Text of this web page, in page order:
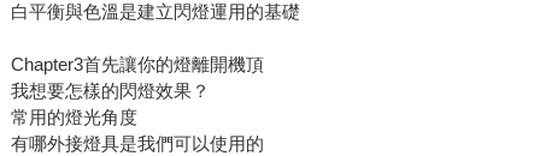
白平衡與色溫是建立閃燈運用的基礎
Chapter3首先讓你的燈離開機頂
我想要怎樣的閃燈效果？
常用的燈光角度
有哪外接燈具是我們可以使用的